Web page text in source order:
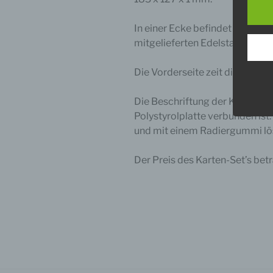
In einer Ecke befindet sich
mitgelieferten Edelstahl
Die Vorderseite zeit die
Die Beschriftung der Karte
Polystyrolplatte verbunden
und mit einem Radiergummi
Der Preis des Karten-Set’s
Die
dies
Wir